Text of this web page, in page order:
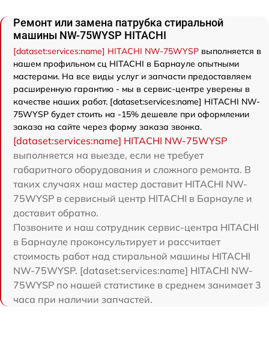
Ремонт или замена патрубка стиральной
машины NW-75WYSP HITACHI
[dataset:services:name] HITACHI NW-75WYSP выполняется в
нашем профильном сц HITACHI в Барнауле опытными
мастерами. На все виды услуг и запчасти предоставляем
расширенную гарантию - мы в сервис-центре уверены в
качестве наших работ. [dataset:services:name] HITACHI NW-
75WYSP будет стоить на -15% дешевле при оформлении
заказа на сайте через форму заказа звонка.
[dataset:services:name] HITACHI NW-75WYSP
выполняется на выезде, если не требует
габаритного оборудования и сложного ремонта. В
таких случаях наш мастер доставит HITACHI NW-
75WYSP в сервисный центр HITACHI в Барнауле и
доставит обратно.
Позвоните и наш сотрудник сервис-центра HITACHI
в Барнауле проконсультирует и рассчитает
стоимость работ над стиральной машины HITACHI
NW-75WYSP. [dataset:services:name] HITACHI NW-
75WYSP по нашей статистике в среднем занимает 3
часа при наличии запчастей.